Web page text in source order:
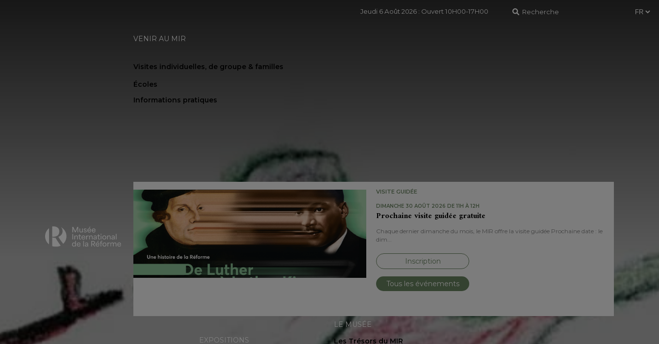
Jeudi 6 Août 2026 : Ouvert 10H00-17H00
VENIR AU MIR
Visites individuelles, de groupe & familles
Écoles
Informations pratiques
VISITE GUIDÉE
DIMANCHE 30 AOÛT 2026 DE 11H À 12H
Prochaine visite guidée gratuite
Chaque dernier dimanche du mois, le MIR offre la visite guidée Prochaine date : le
dim...
Inscription
Tous les événements
EXPOSITIONS
LE MUSÉE
Les Trésors du MIR